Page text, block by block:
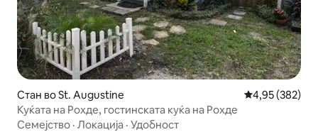
Стан во St. Augustine Просечна
4,95 (382)
Куќата на Рохде, гостинската куќа на Рохде
Семејство · Локација · Удобност